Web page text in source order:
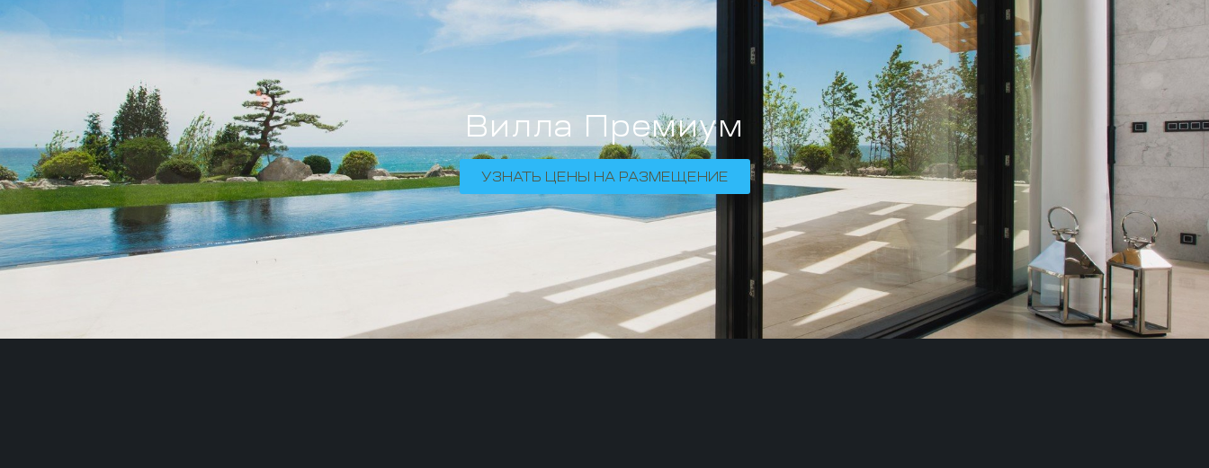
Вилла Премиум
УЗНАТЬ ЦЕНЫ НА РАЗМЕЩЕНИЕ